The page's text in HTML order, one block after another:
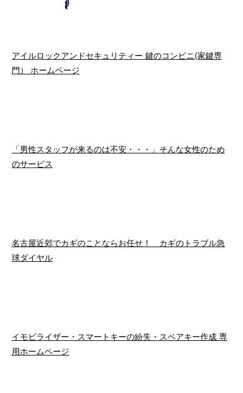
アイルロックアンドセキュリティー 鍵のコンビニ(家鍵専
門） ホームページ
「男性スタッフが来るのは不安・・・」そんな女性のため
のサービス
名古屋近郊でカギのことならお任せ！ カギのトラブル急
球ダイヤル
イモビライザー・スマートキーの紛失・スペアキー作成 専
用ホームページ